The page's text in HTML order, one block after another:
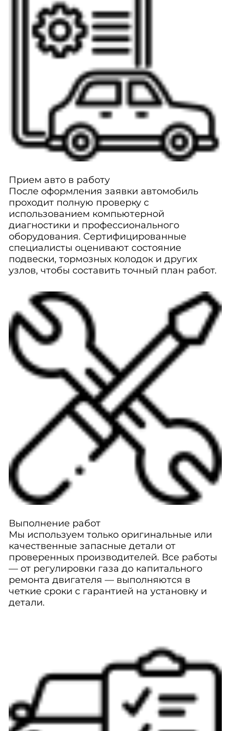
Прием авто в работу
После оформления заявки автомобиль
проходит полную проверку с
использованием компьютерной
диагностики и профессионального
оборудования. Сертифицированные
специалисты оценивают состояние
подвески, тормозных колодок и других
узлов, чтобы составить точный план работ.
Выполнение работ
Мы используем только оригинальные или
качественные запасные детали от
проверенных производителей. Все работы
— от регулировки газа до капитального
ремонта двигателя — выполняются в
четкие сроки с гарантией на установку и
детали.